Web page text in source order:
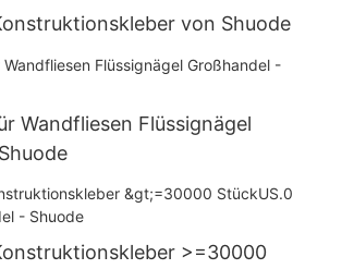
von Shuode
Wandfliesen Flüssignägel
>=30000